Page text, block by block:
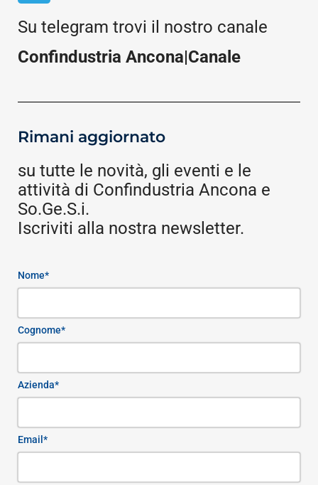
Su telegram trovi il nostro canale
Confindustria Ancona|Canale
Rimani aggiornato
su tutte le novità, gli eventi e le
attività di Confindustria Ancona e
So.Ge.S.i.
Iscriviti alla nostra newsletter.
Nome*
Cognome*
Azienda*
Email*